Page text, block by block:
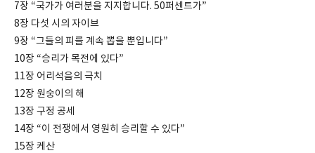
7장 “국가가 여러분을 지지합니다. 50퍼센트가”
8장 다섯 시의 자이브
9장 “그들의 피를 계속 뽑을 뿐입니다”
10장 “승리가 목전에 있다”
11장 어리석음의 극치
12장 원숭이의 해
13장 구정 공세
14장 “이 전쟁에서 영원히 승리할 수 있다”
15장 케산